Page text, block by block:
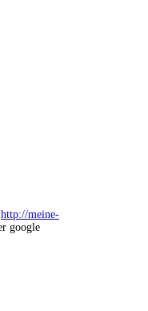
http://meine-
google